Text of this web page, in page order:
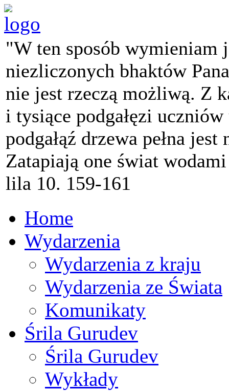
"W ten sposób wymieniam
niezliczonych bhaktów
nie jest rzeczą możliwą. Z
i tysiące podgałęzi
podgałąź drzewa pełna
Zatapiają one świat
lila 10. 159-161
Home
Wydarzenia
Wydarzenia z kraju
Wydarzenia ze Świata
Komunikaty
Śrila Gurudev
Śrila Gurudev
Wykłady